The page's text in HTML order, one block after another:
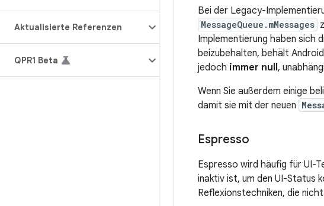
Aktualisierte Referenzen
QPR1 Beta
Bei der Legacy-
MessageQueue.mMessages
Implementierung haben sich
beizubehalten, behält
jedoch immer null,
Wenn Sie außerdem einige
damit sie mit der neuen
Espresso
Espresso wird häufig für UI-
inaktiv ist, um den UI-Status
Reflexionstechniken, die